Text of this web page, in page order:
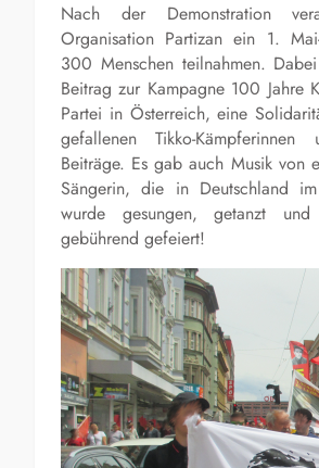
Nach der Demonstration
Organisation Partizan ein 1.
300 Menschen teilnahmen.
Beitrag zur Kampagne 100 Jahre
Partei in Österreich, eine
gefallenen Tikko-Kämpferinnen
Beiträge. Es gab auch Musik von
Sängerin, die in Deutschland
wurde gesungen, getanzt
gebührend gefeiert!